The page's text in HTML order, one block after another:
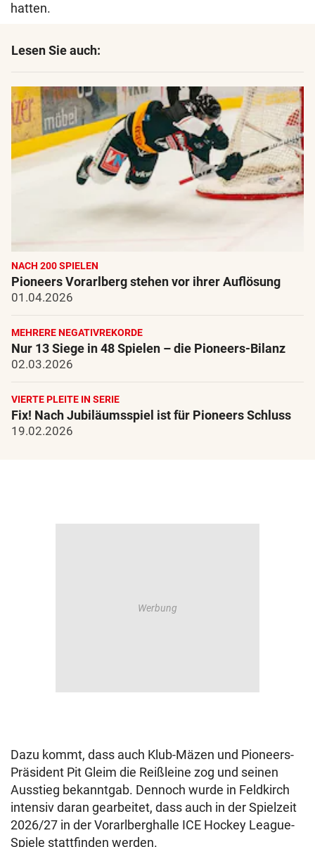
hatten.
Lesen Sie auch:
NACH 200 SPIELEN
Pioneers Vorarlberg stehen vor ihrer Auflösung
01.04.2026
MEHRERE NEGATIVREKORDE
Nur 13 Siege in 48 Spielen – die Pioneers-Bilanz
02.03.2026
VIERTE PLEITE IN SERIE
Fix! Nach Jubiläumsspiel ist für Pioneers Schluss
19.02.2026
Dazu kommt, dass auch Klub-Mäzen und Pioneers-
Präsident Pit Gleim die Reißleine zog und seinen
Ausstieg bekanntgab. Dennoch wurde in Feldkirch
intensiv daran gearbeitet, dass auch in der Spielzeit
2026/27 in der Vorarlberghalle ICE Hockey League-
Spiele stattfinden werden.